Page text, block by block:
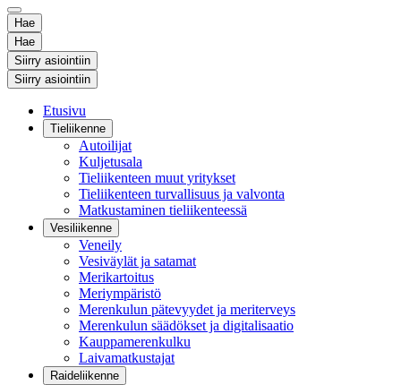
Hae
Hae
Siirry asiointiin
Siirry asiointiin
Etusivu
Tieliikenne
Autoilijat
Kuljetusala
Tieliikenteen muut yritykset
Tieliikenteen turvallisuus ja valvonta
Matkustaminen tieliikenteessä
Vesiliikenne
Veneily
Vesiväylät ja satamat
Merikartoitus
Meriympäristö
Merenkulun pätevyydet ja meriterveys
Merenkulun säädökset ja digitalisaatio
Kauppamerenkulku
Laivamatkustajat
Raideliikenne